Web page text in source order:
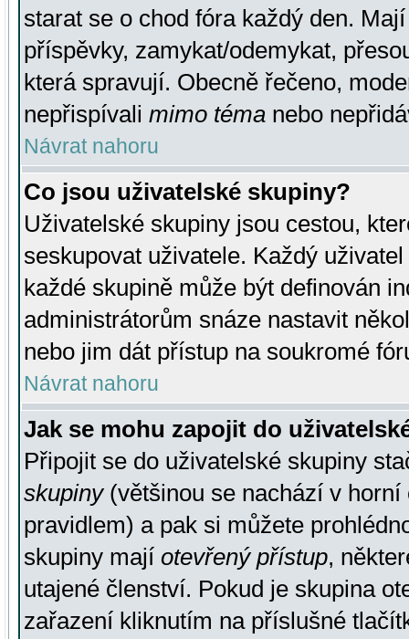
starat se o chod fóra každý den.
příspěvky, zamykat/odemykat,
která spravují. Obecně řečeno,
nepřispívali mimo téma nebo
Návrat nahoru
Co jsou uživatelské skupiny?
Uživatelské skupiny jsou cestou,
seskupovat uživatele. Každý
každé skupině může být definován
administrátorům snáze nastavit
nebo jim dát přístup na soukromé
Návrat nahoru
Jak se mohu zapojit do
Připojit se do uživatelské skupiny
skupiny(většinou se nachází v horní
pravidlem) a pak si můžete
skupiny mají otevřený přístup,
utajené členství. Pokud je skupina
zařazení kliknutím na příslušné